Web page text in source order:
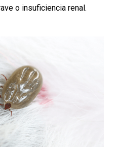
o insuficiencia renal.